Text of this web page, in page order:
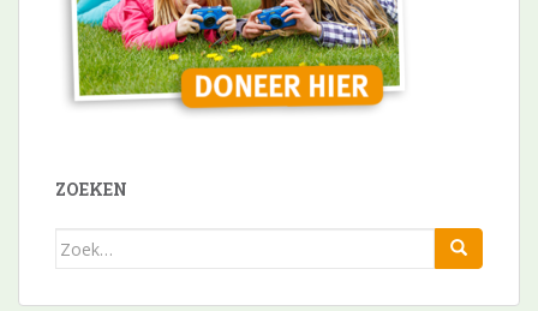
ZOEKEN
Zoek